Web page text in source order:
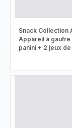
Snack Collection
Appareil à gaufre
panini + 2 jeux